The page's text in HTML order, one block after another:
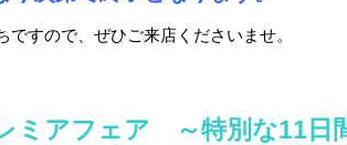
ですので、ぜひご来店くださいませ。
アフェア ～特別な11日